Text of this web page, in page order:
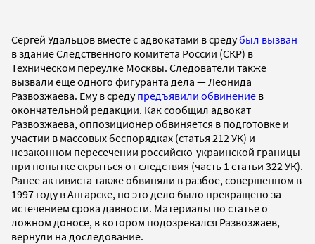
Сергей Удальцов вместе с адвокатами в средубыл вызван
в здание Следственного комитета России (СКР) в
Техническом переулке Москвы. Следователи также
вызвали еще одного фигуранта дела — Леонида
Развозжаева. Ему в средупредъявили обвинение в
окончательной редакции. Как сообщил адвокат
Развозжаева, оппозиционер обвиняется в подготовке и
участии в массовых беспорядках (статья 212 УК) и
незаконном пересечении российско-украинской границы
при попытке скрыться от следствия (часть 1 статьи 322 УК).
Ранее активиста также обвиняли в разбое, совершенном в
1997 году в Ангарске, но это дело было прекращено за
истечением срока давности. Материалы по статье о
ложном доносе, в котором подозревался Развозжаев,
вернули на доследование.